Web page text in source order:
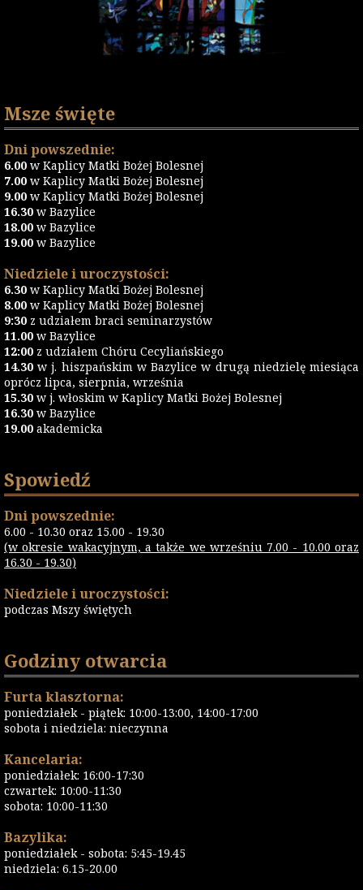
Msze święte
Dni powszednie:
6.00 w Kaplicy Matki Bożej Bolesnej
7.00 w Kaplicy Matki Bożej Bolesnej
9.00 w Kaplicy Matki Bożej Bolesnej
16.30 w Bazylice
18.00 w Bazylice
19.00 w Bazylice
Niedziele i uroczystości:
6.30 w Kaplicy Matki Bożej Bolesnej
8.00 w Kaplicy Matki Bożej Bolesnej
9:30 z udziałem braci seminarzystów
11.00 w Bazylice
12:00 z udziałem Chóru Cecyliańskiego
14.30 w j. hiszpańskim w Bazylice w drugą niedzielę miesiąca
oprócz lipca, sierpnia, września
15.30 w j. włoskim w Kaplicy Matki Bożej Bolesnej
16.30 w Bazylice
19.00 akademicka
Spowiedź
Dni powszednie:
6.00 - 10.30 oraz 15.00 - 19.30
(w okresie wakacyjnym, a także we wrześniu 7.00 - 10.00 oraz
16.30 - 19.30)
Niedziele i uroczystości:
podczas Mszy świętych
Godziny otwarcia
Furta klasztorna:
poniedziałek - piątek: 10:00-13:00, 14:00-17:00
sobota i niedziela: nieczynna
Kancelaria:
poniedziałek: 16:00-17:30
czwartek: 10:00-11:30
sobota: 10:00-11:30
Bazylika:
poniedziałek - sobota: 5:45-19.45
niedziela: 6.15-20.00